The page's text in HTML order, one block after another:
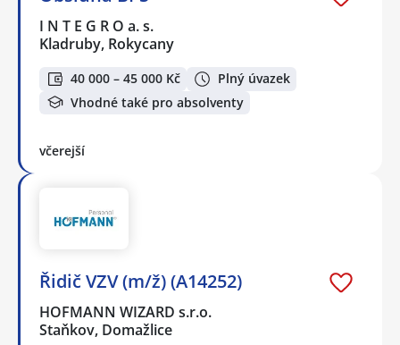
I N T E G R O a. s.
Kladruby, Rokycany
40 000 – 45 000 Kč
Plný úvazek
Vhodné také pro absolventy
včerejší
Řidič VZV (m/ž) (A14252)
HOFMANN WIZARD s.r.o.
Staňkov, Domažlice